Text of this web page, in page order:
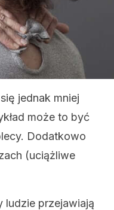
jednak mniej
może to być
Dodatkowo
(uciążliwe
ludzie przejawiają